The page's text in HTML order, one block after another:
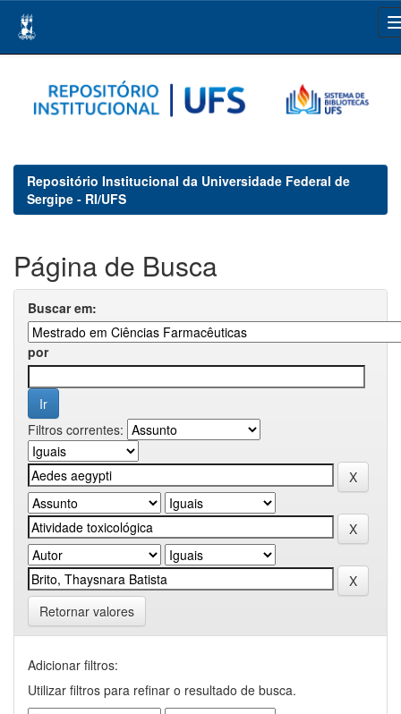
navigation
Repositório Institucional da Universidade Federal de
Sergipe - RI/UFS
Página de Busca
Buscar em:
por
Filtros correntes:
Retornar valores
Adicionar filtros:
Utilizar filtros para refinar o resultado de busca.